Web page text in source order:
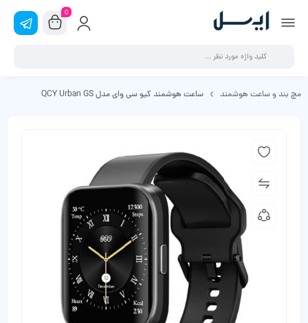
0
مچ بند و ساعت هوشمند ساعت هوشمند کیو سی وای مدل QCY Urban GS